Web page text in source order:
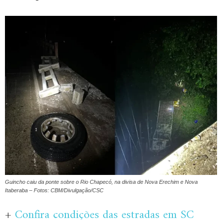
Guincho caiu da ponte sobre o Rio Chapecó, na divisa de Nova Erechim e Nova
Itaberaba – Fotos: CBM/Divulgação/CSC
+ Confira condições das estradas em SC